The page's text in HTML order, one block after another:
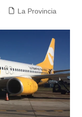
La Provincia